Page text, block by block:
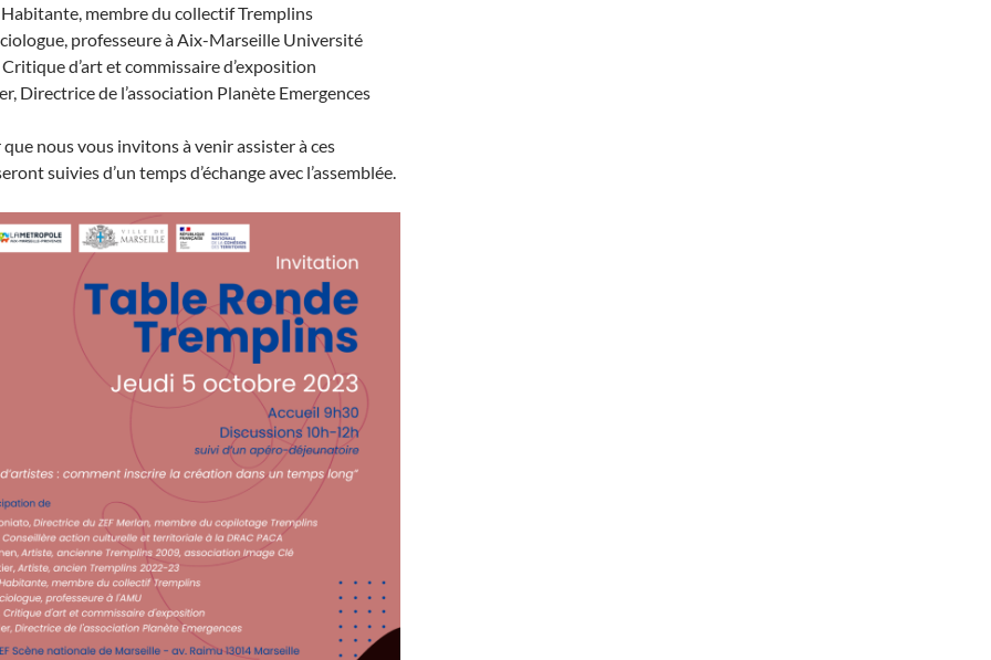
membre du collectif Tremplins
professeure à Aix-Marseille Université
d’art et commissaire d’exposition
Directrice de l’association Planète Emergences
que nous vous invitons à venir assister à ces
suivies d’un temps d’échange avec l’assemblée.